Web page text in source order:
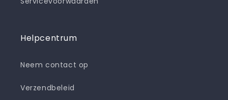
Helpcentrum
Neem contact op
Verzendbeleid